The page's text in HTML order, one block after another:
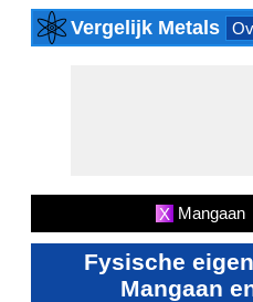
Vergelijk Metals
X Mangaan
Fysische
Mangaan